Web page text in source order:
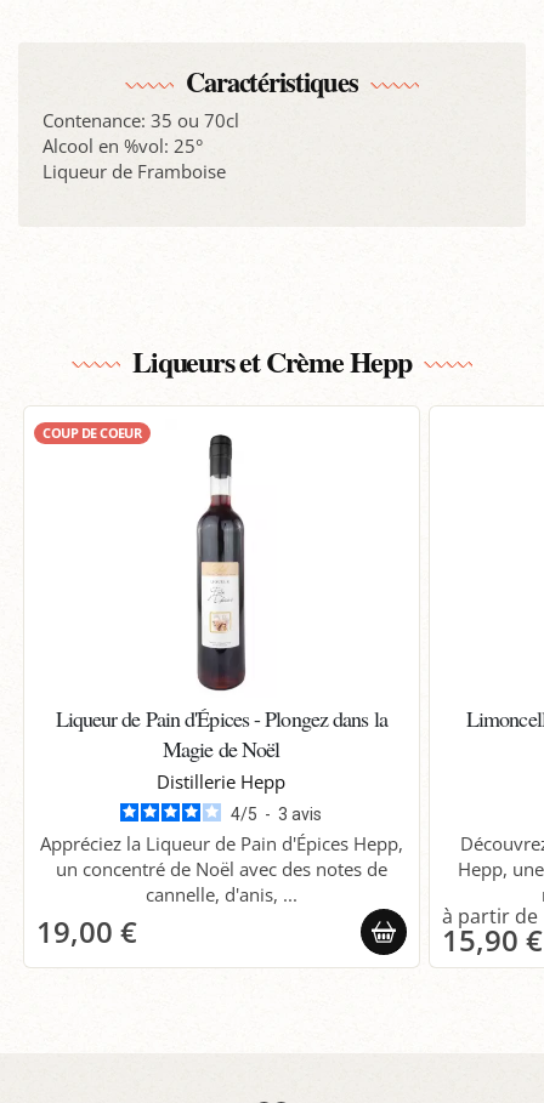
Caractéristiques
Contenance: 35 ou 70cl
Alcool en %vol: 25°
Liqueur de Framboise
Liqueurs et Crème Hepp
COUP DE COEUR
Liqueur de Pain d'Épices - Plongez dans la
Magie de Noël
Distillerie Hepp
4/5 - 3avis
Appréciez la Liqueur de Pain d'Épices Hepp,
un concentré de Noël avec des notes de
cannelle, d'anis, ...
19,00 €
Hepp,
15,90 €